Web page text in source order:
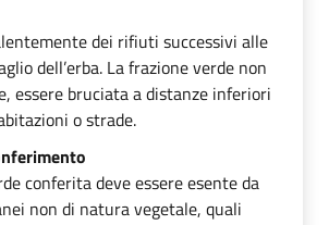
dei rifiuti successivi alle
dell’erba. La frazione verde non
essere bruciata a distanze inferiori
o strade.
conferita deve essere esente da
non di natura vegetale, quali